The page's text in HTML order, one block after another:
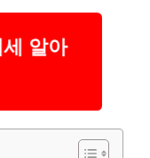
알아